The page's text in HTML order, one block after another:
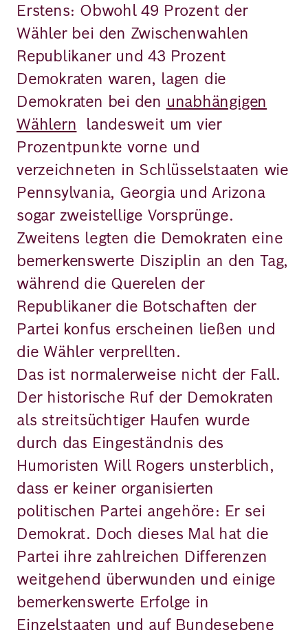
Erstens: Obwohl 49 Prozent der
Wähler bei den Zwischenwahlen
Republikaner und 43 Prozent
Demokraten waren, lagen die
Demokraten bei den unabhängigen
Wählern landesweit um vier
Prozentpunkte vorne und
verzeichneten in Schlüsselstaaten wie
Pennsylvania, Georgia und Arizona
sogar zweistellige Vorsprünge.
Zweitens legten die Demokraten eine
bemerkenswerte Disziplin an den Tag,
während die Querelen der
Republikaner die Botschaften der
Partei konfus erscheinen ließen und
die Wähler verprellten.
Das ist normalerweise nicht der Fall.
Der historische Ruf der Demokraten
als streitsüchtiger Haufen wurde
durch das Eingeständnis des
Humoristen Will Rogers unsterblich,
dass er keiner organisierten
politischen Partei angehöre: Er sei
Demokrat. Doch dieses Mal hat die
Partei ihre zahlreichen Differenzen
weitgehend überwunden und einige
bemerkenswerte Erfolge in
Einzelstaaten und auf Bundesebene